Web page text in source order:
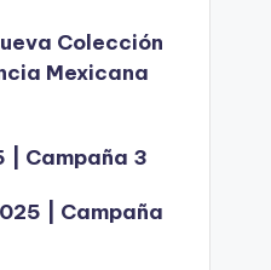
Colección
Mexicana
| Campaña 3
| Campaña